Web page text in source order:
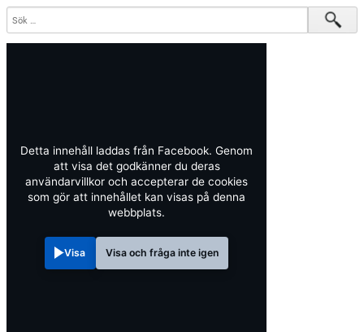
Detta innehåll laddas från Facebook. Genom
att visa det godkänner du deras
användarvillkor och accepterar de cookies
som gör att innehållet kan visas på denna
webbplats.
Visa Visa och fråga inte igen